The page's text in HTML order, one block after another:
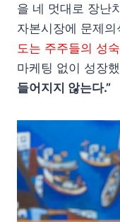
을 네 멋대로 장난
자본시장에 문제
도는 주주들의 성
마케팅 없이 성장
들어지지 않는다.”